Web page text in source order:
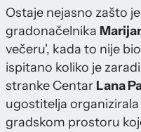
Ostaje nejasno zašto
gradonačelnika
večeru', kada to nije
ispitano koliko je
stranke Centar Lana
ugostitelja
gradskom prostoru